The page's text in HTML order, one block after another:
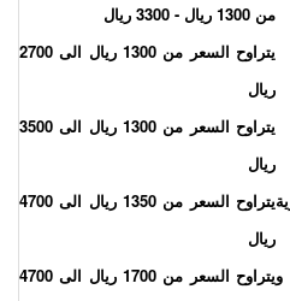
من 1300 ريال - 3300 ريال
يتراوح السعر من 1300 ريال الى 2700
ريال
يتراوح السعر من 1300 ريال الى 3500
ريال
يتراوح السعر من 1350 ريال الى 4700
ريال
يتراوح السعر من 1700 ريال الى 4700